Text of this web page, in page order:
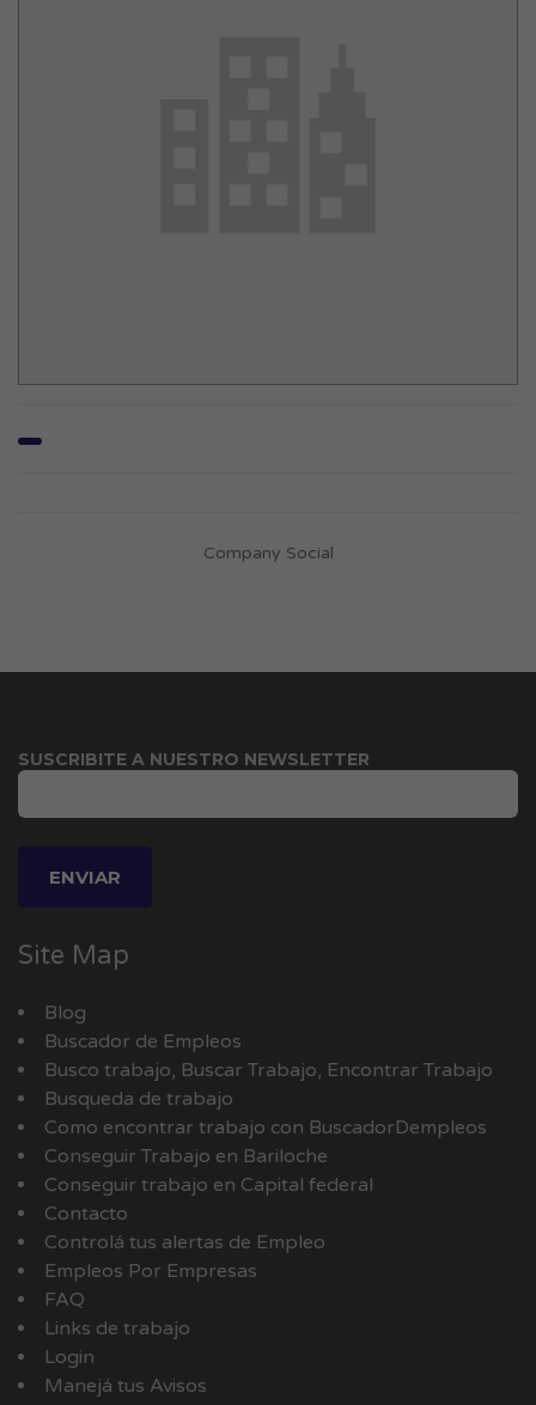
Company Social
SUSCRIBITE A NUESTRO NEWSLETTER
Site Map
Blog
Buscador de Empleos
Busco trabajo, Buscar Trabajo, Encontrar Trabajo
Busqueda de trabajo
Como encontrar trabajo con BuscadorDempleos
Conseguir Trabajo en Bariloche
Conseguir trabajo en Capital federal
Contacto
Controlá tus alertas de Empleo
Empleos Por Empresas
FAQ
Links de trabajo
Login
Manejá tus Avisos